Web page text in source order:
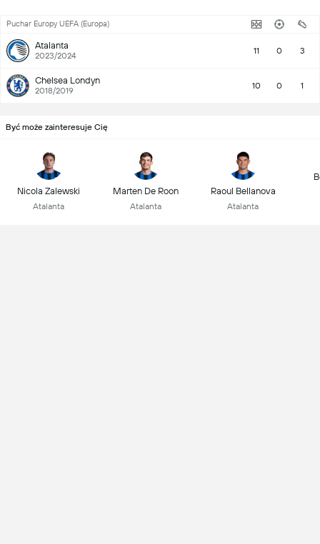
Puchar Europy UEFA (Europa)
Atalanta
2023/2024 11 0 3
Chelsea Londyn
2018/2019 10 0 1
Być może zainteresuje Cię
Nicola Zalewski
Atalanta
Marten De Roon
Atalanta
Raoul Bellanova
Atalanta